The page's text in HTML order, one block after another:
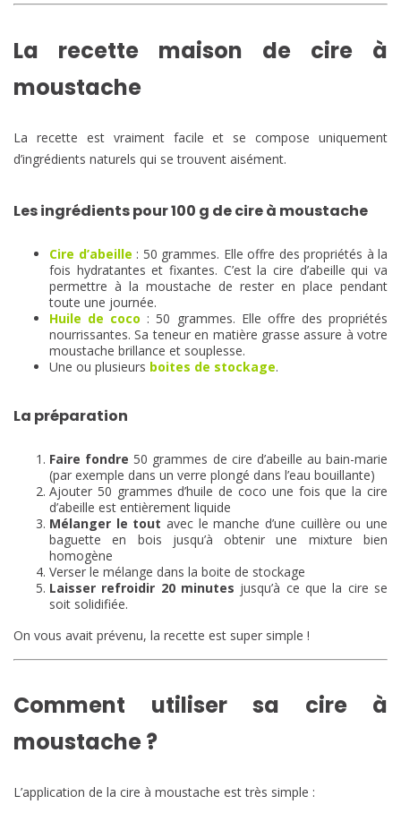
La recette maison de cire à
moustache
La recette est vraiment facile et se compose uniquement
d’ingrédients naturels qui se trouvent aisément.
Les ingrédients pour 100 g de cire à moustache
Cire d’abeille : 50 grammes. Elle offre des propriétés à la
fois hydratantes et fixantes. C’est la cire d’abeille qui va
permettre à la moustache de rester en place pendant
toute une journée.
Huile de coco : 50 grammes. Elle offre des propriétés
nourrissantes. Sa teneur en matière grasse assure à votre
moustache brillance et souplesse.
Une ou plusieurs boites de stockage.
La préparation
Faire fondre 50 grammes de cire d’abeille au bain-marie
(par exemple dans un verre plongé dans l’eau bouillante)
Ajouter 50 grammes d’huile de coco une fois que la cire
d’abeille est entièrement liquide
Mélanger le tout avec le manche d’une cuillère ou une
baguette en bois jusqu’à obtenir une mixture bien
homogène
Verser le mélange dans la boite de stockage
Laisser refroidir 20 minutes jusqu’à ce que la cire se
soit solidifiée.
On vous avait prévenu, la recette est super simple !
Comment utiliser sa cire à
moustache ?
L’application de la cire à moustache est très simple :